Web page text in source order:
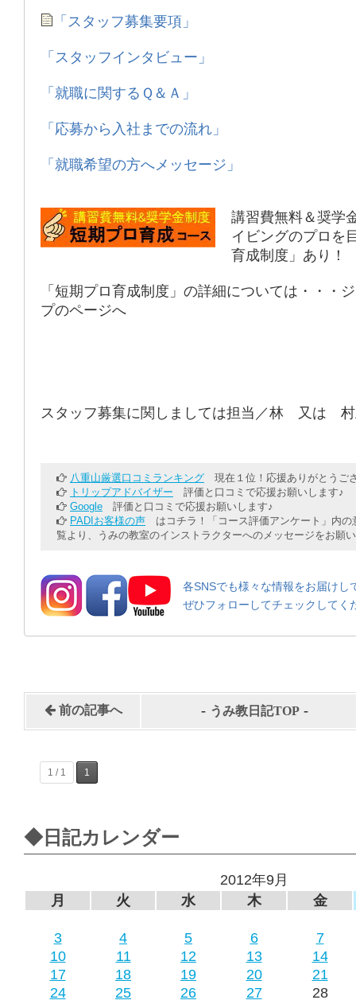
「スタッフ募集要項」
「スタッフインタビュー」
「就職に関するＱ＆Ａ」
「応募から入社までの流れ」
「就職希望の方へメッセージ」
講習費無料＆奨学
イビングのプロを
育成制度」あり！
「短期プロ育成制度」の詳細については・・・
プのページへ
スタッフ募集に関しましては担当／林 又は
八重山厳選口コミランキング 現在１位！応援ありがとうご
トリップアドバイザー 評価と口コミで応援お願いします♪
Google 評価と口コミで応援お願いします♪
PADIお客様の声 はコチラ！「コース評価アンケート」内の
覧より、うみの教室のインストラクターへのメッセージをお願
各SNSでも様々な情報をお届けし
ぜひフォローしてチェックしてく
前の記事へ - うみ教日記TOP -
1 / 1 1
◆日記カレンダー
2012年9月
月
火 水 木 金
3 4 5 6
7
10
11 12 13
14
17
18 19 20
21
24
25 26 27 28